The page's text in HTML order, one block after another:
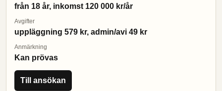
från 18 år, inkomst 120 000 kr/år
Avgifter
uppläggning 579 kr, admin/avi 49 kr
Anmärkning
Kan prövas
Till ansökan